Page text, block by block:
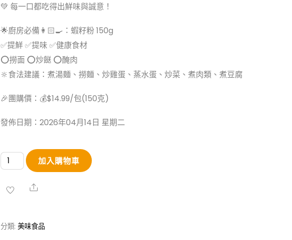
💚 每一口都吃得出鮮味與誠意！
🌟廚房必備👩🏻‍🍳：蝦籽粉 150g
✅提鮮 ✅提味 ✅健康食材
⭕️撈面 ⭕️炒餸 ⭕️醃肉
🔆食法建議：煮湯麵、撈麵、炒雞蛋、蒸水蛋、炒菜、煮肉類、煮豆腐
🎉團購價：💰$14.99/包(150克)
發佈日期：2026年04月14日 星期二
一
級
靚
蝦
加入購物車
Share
分類:美味食品